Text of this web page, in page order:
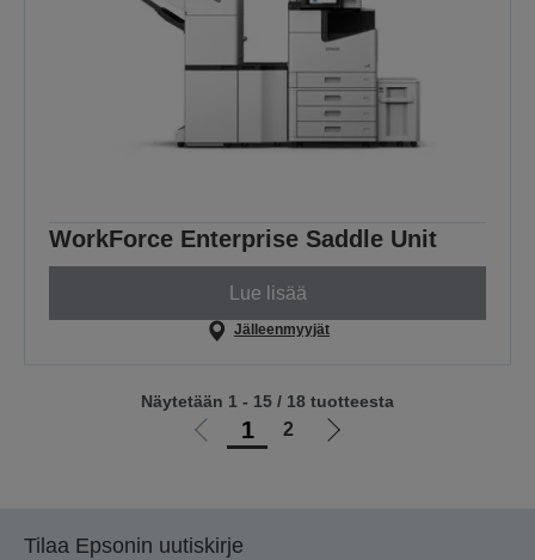
WorkForce Enterprise Saddle Unit
Lue lisää
Jälleenmyyjät
Siirry1 2
Siirry
Näytetään 1 - 15 / 18 tuotteesta
Tilaa Epsonin uutiskirje